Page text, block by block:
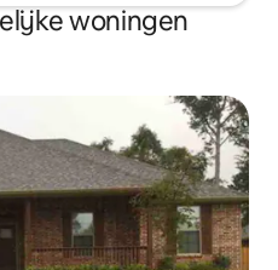
woningen